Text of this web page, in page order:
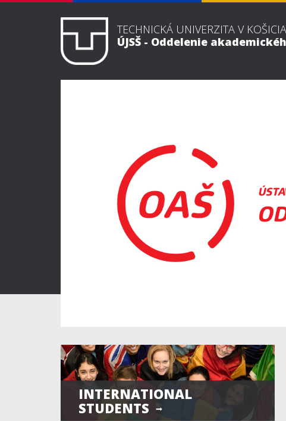
TECHNICKÁ UNIVERZITA V
ÚJSŠ - Oddelenie
INTERNATIONAL
STUDENTS